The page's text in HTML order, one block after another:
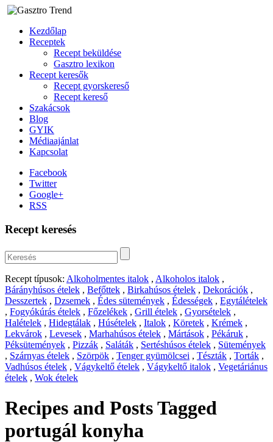
Kezdőlap
Receptek
Recept beküldése
Gasztro lexikon
Recept keresők
Recept gyorskereső
Recept kereső
Szakácsok
Blog
GYIK
Médiaajánlat
Kapcsolat
Facebook
Twitter
Google+
RSS
Recept keresés
Recept típusok: Alkoholmentes italok , Alkoholos italok ,
Bárányhúsos ételek , Befőttek , Birkahúsos ételek , Dekorációk ,
Desszertek , Dzsemek , Édes sütemények , Édességek , Egytálételek
, Fogyókúrás ételek , Főzelékek , Grill ételek , Gyorsételek ,
Halételek , Hidegtálak , Húsételek , Italok , Köretek , Krémek ,
Lekvárok , Levesek , Marhahúsos ételek , Mártások , Pékáruk ,
Péksütemények , Pizzák , Saláták , Sertéshúsos ételek , Sütemények
, Szárnyas ételek , Szörpök , Tenger gyümölcsei , Tészták , Torták ,
Vadhúsos ételek , Vágykeltő ételek , Vágykeltő italok , Vegetáriánus
ételek , Wok ételek
Recipes and Posts Tagged
portugál konyha